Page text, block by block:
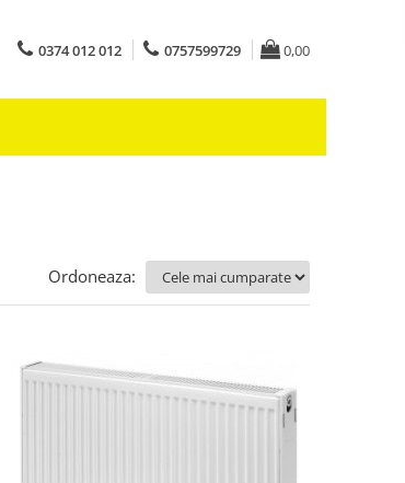
0374 012 012 0757599729 0,00
Ordoneaza: